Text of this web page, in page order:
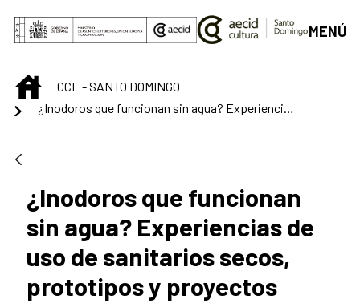
Saltar al contenido principal
MENÚ
INICIOCCE - SANTO DOMINGO
¿Inodoros que funcionan sin agua? Experiencias de uso de sanitarios secos, prototipos y proyectos
¿Inodoros que funcionan
sin agua? Experiencias de
uso de sanitarios secos,
prototipos y proyectos